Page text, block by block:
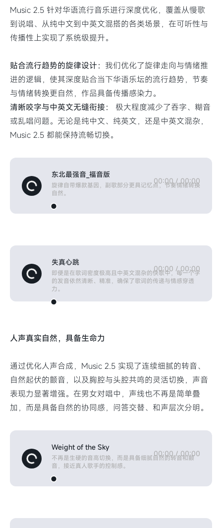
Music 2.5 针对华语流行音乐进行深度优化，覆盖从慢歌
到说唱、从纯中文到中英文混搭的各类场景，在可听性与
传播性上实现了系统级提升。
贴合流行趋势的旋律设计： 我们优化了旋律走向与情绪推
进的逻辑，使其深度贴合当下华语乐坛的流行趋势，节奏
与情绪转换更自然，作品具备传播感染力。
清晰咬字与中英文无缝衔接：
极大程度减少了吞字、糊音
或乱唱问题。无论是纯中文、纯英文，还是中英文混杂，
Music 2.5 都能保持流畅切换。
东北最强音_福音版
旋律自带爆款基因，副歌部分更具记忆点，节奏情绪转换
自然。
00:00 /00:00
失真心跳
即便是在歌词密度极高且中英文混杂的快歌中，每一个字
的发音依然清晰、精准，确保了歌词的传递与情感穿透
力。
00:00 / 00:00
人声真实自然，具备生命力
通过优化人声合成，Music 2.5 实现了连续细腻的转音、
自然起伏的颤音，以及胸腔与头腔共鸣的灵活切换，声音
表现力显著增强。在男女对唱中，声线也不再是简单叠
加，而是具备自然的协同感，问答交替、和声层次分明。
Weight of the Sky
不再是生硬的音高切换，而是具备细腻自然的转音和颤
音，接近真人歌手的控制感。
00:00/00:00